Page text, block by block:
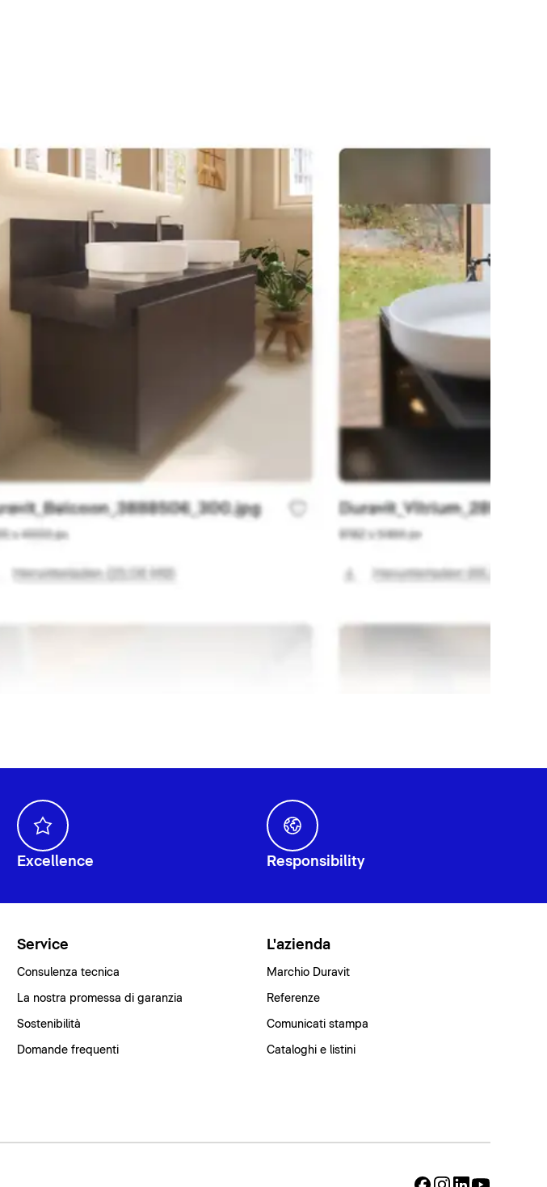
Excellence Responsibility
Service
Consulenza tecnica
La nostra promessa di garanzia
Sostenibilità
Domande frequenti
L'azienda
Marchio Duravit
Referenze
Comunicati stampa
Cataloghi e listini